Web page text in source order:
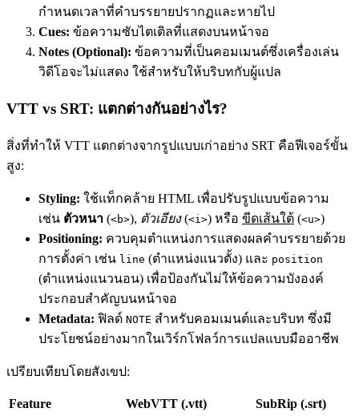
กำหนดเวลาที่คำบรรยายปรากฏและหายไป
Cues: ข้อความซับไตเติลที่แสดงบนหน้าจอ
Notes (Optional): ข้อความที่เป็นคอมเมนต์ซึ่งเครื่องเล่น
วิดีโอจะไม่แสดง ใช้สำหรับให้บริบทกับผู้แปล
VTT vs SRT: แตกต่างกันอย่างไร?
สิ่งที่ทำให้ VTT แตกต่างจากรูปแบบเก่าอย่าง SRT คือฟีเจอร์ขั้น
สูง:
Styling: ใช้แท็กคล้าย HTML เพื่อปรับรูปแบบข้อความ
เช่น ตัวหนา (<b>), ตัวเอียง(<i>) หรือ ขีดเส้นใต้ (<u>)
Positioning: ควบคุมตำแหน่งการแสดงผลคำบรรยายด้วย
การตั้งค่า เช่น line (ตำแหน่งแนวตั้ง) และ position
(ตำแหน่งแนวนอน) เพื่อป้องกันไม่ให้ข้อความบังองค์
ประกอบสำคัญบนหน้าจอ
Metadata: ฟิลด์ NOTE สำหรับคอมเมนต์และบริบท ซึ่งมี
ประโยชน์อย่างมากในเวิร์กโฟลว์การแปลแบบมืออาชีพ
เปรียบเทียบโดยสังเขป:
Feature WebVTT (.vtt) SubRip (.srt)